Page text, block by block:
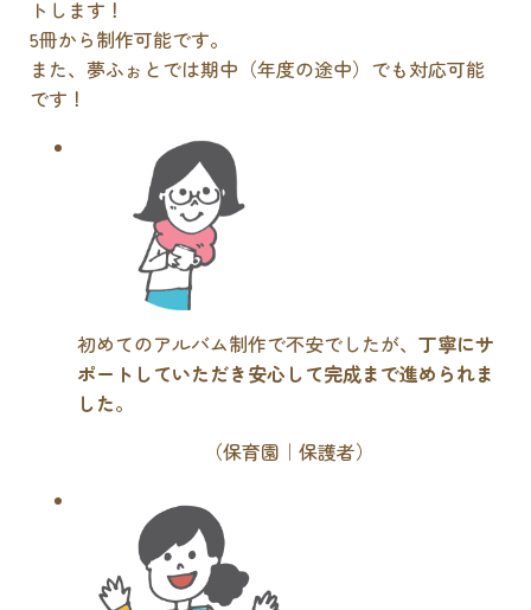
トします！
5冊から制作可能です。
また、夢ふぉとでは期中（年度の途中）でも対応可能
です！
初めてのアルバム制作で不安でしたが、丁寧にサ
ポートしていただき安心して完成まで進められま
した。
（保育園｜保護者）